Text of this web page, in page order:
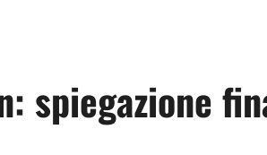
spiegazione